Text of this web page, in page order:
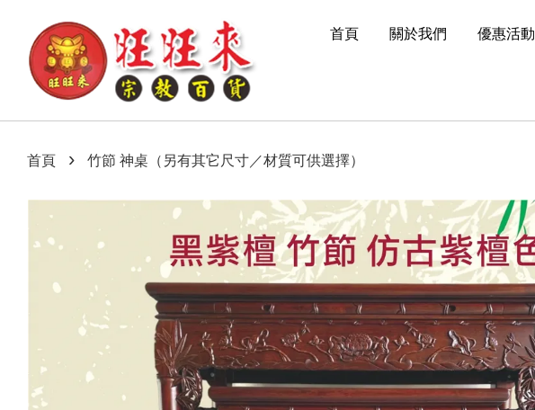
首頁 關於我們 優惠活動
首頁 › 竹節 神桌（另有其它尺寸／材質可供選擇）